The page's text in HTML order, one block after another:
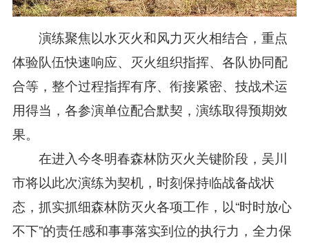
演练聚焦以水灭火和风力灭火相结合，重点
体验队伍快速响应、灭火组织指挥、各队协同配
合等，整个过程指挥有序、衔接紧密、技战术运
用得当，各参演单位配合默契，演练取得预期效
果。
在进入今冬明春森林防灭火关键阶段，吴川
市将以此次演练为契机，时刻保持临战备战状
态，抓实抓细森林防灭火各项工作，以“时时放心
不下”的责任感和事事落实到位的执行力，全力保